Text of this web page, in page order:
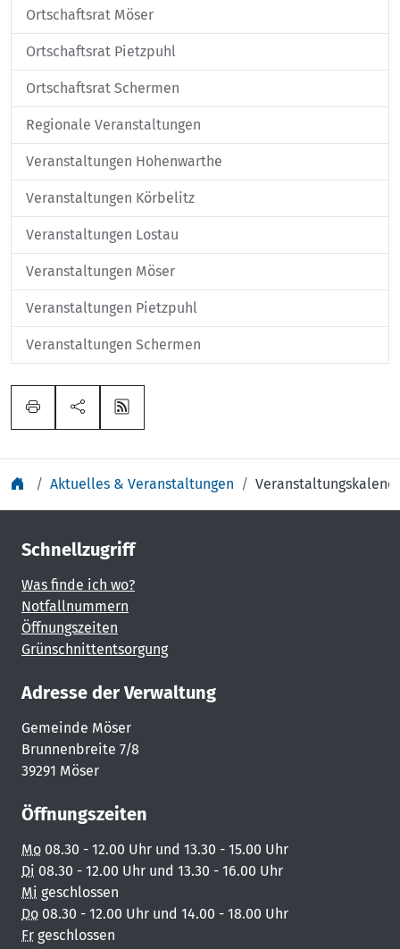
Ortschaftsrat Möser
Ortschaftsrat Pietzpuhl
Ortschaftsrat Schermen
Regionale Veranstaltungen
Veranstaltungen Hohenwarthe
Veranstaltungen Körbelitz
Veranstaltungen Lostau
Veranstaltungen Möser
Veranstaltungen Pietzpuhl
Veranstaltungen Schermen
Aktuelles & Veranstaltungen
Schnellzugriff
Was finde ich wo?
Notfallnummern
Öffnungszeiten
Grünschnittentsorgung
Adresse der Verwaltung
Gemeinde Möser
Brunnenbreite 7/8
39291 Möser
Öffnungszeiten
Mo 08.30 - 12.00 Uhr und 13.30 - 15.00 Uhr
Di 08.30 - 12.00 Uhr und 13.30 - 16.00 Uhr
Mi geschlossen
Do 08.30 - 12.00 Uhr und 14.00 - 18.00 Uhr
Fr geschlossen